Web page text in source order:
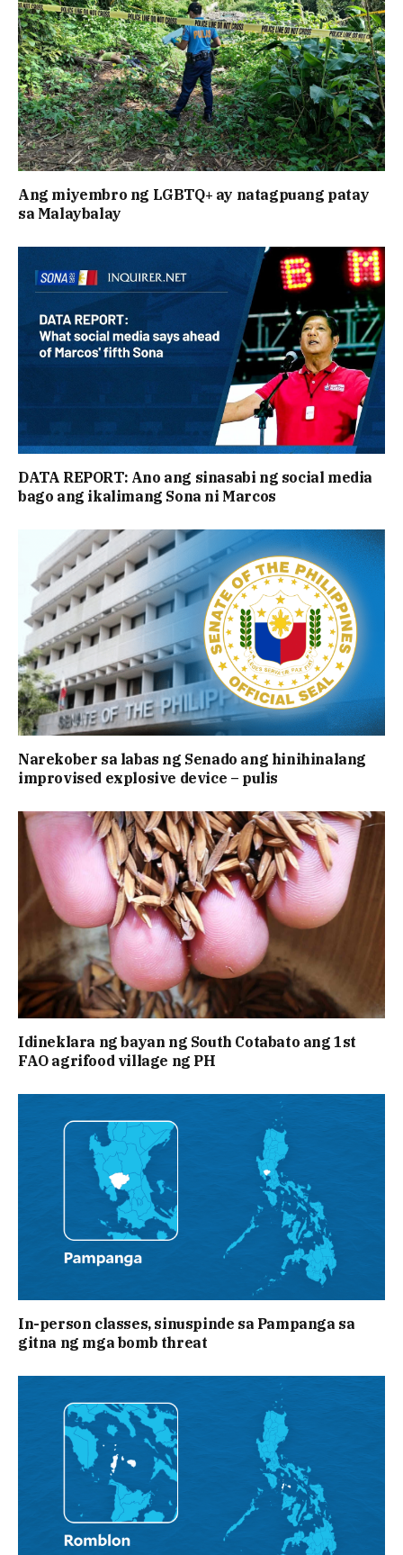
Ang miyembro ng LGBTQ+ ay natagpuang patay
sa Malaybalay
DATA REPORT: Ano ang sinasabi ng social media
bago ang ikalimang Sona ni Marcos
Narekober sa labas ng Senado ang hinihinalang
improvised explosive device – pulis
Idineklara ng bayan ng South Cotabato ang 1st
FAO agrifood village ng PH
In-person classes, sinuspinde sa Pampanga sa
gitna ng mga bomb threat